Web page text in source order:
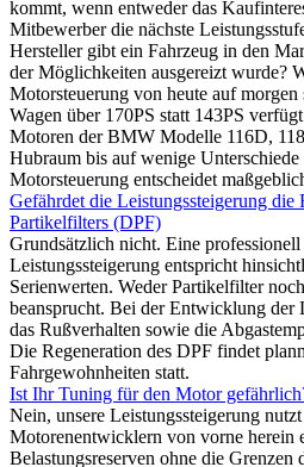
kommt, wenn entweder das
Mitbewerber die nächste
Hersteller gibt ein Fahrzeug in den
der Möglichkeiten ausgereizt wurde?
Motorsteuerung von heute auf morgen
Wagen über 170PS statt 143PS
Motoren der BMW Modelle 116D,
Hubraum bis auf wenige
Motorsteuerung entscheidet
Gefährdet die Leistungssteigerung die
Partikelfilters (DPF)
Grundsätzlich nicht. Eine professionell
Leistungssteigerung entspricht
Serienwerten. Weder Partikelfilter
beansprucht. Bei der Entwicklung der
das Rußverhalten sowie die
Die Regeneration des DPF findet
Fahrgewohnheiten statt.
Ist Ihr Tuning für den Motor
Nein, unsere Leistungssteigerung
Motorenentwicklern von vorne herein
Belastungsreserven ohne die Grenzen